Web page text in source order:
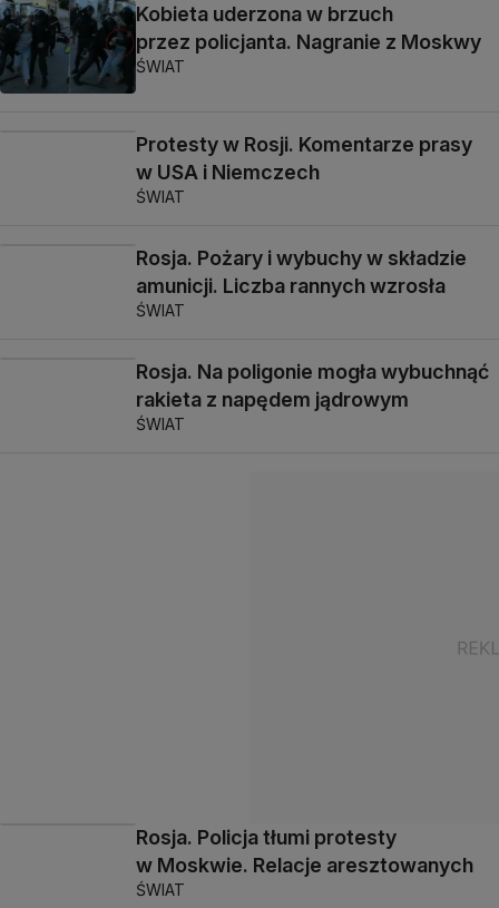
Kobieta uderzona w brzuch
przez policjanta. Nagranie z Moskwy
ŚWIAT
Protesty w Rosji. Komentarze prasy
w USA i Niemczech
ŚWIAT
Rosja. Pożary i wybuchy w składzie
amunicji. Liczba rannych wzrosła
ŚWIAT
Rosja. Na poligonie mogła wybuchnąć
rakieta z napędem jądrowym
ŚWIAT
Rosja. Policja tłumi protesty
w Moskwie. Relacje aresztowanych
ŚWIAT